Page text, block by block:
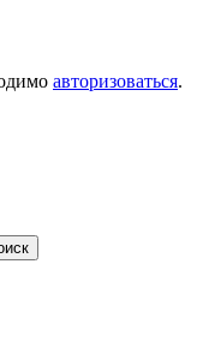
авторизоваться.